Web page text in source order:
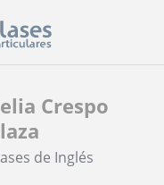
Crespo
de Inglés